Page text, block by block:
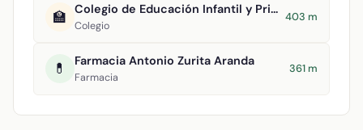
🏫 Colegio de Educación Infantil y Primaria Divino Maestro
Colegio
403 m
💊 Farmacia Antonio Zurita Aranda
Farmacia
361 m